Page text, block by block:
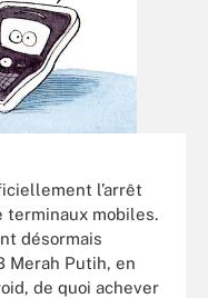
l’arrêt
mobiles.
désormais
Merah Putih, en
de quoi achever